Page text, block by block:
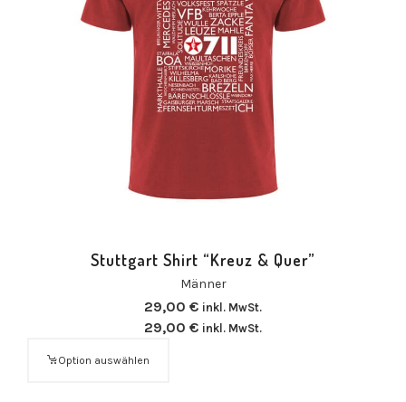
Stuttgart Shirt “Kreuz & Quer”
Männer
29,00 € inkl. MwSt.
29,00 € inkl. MwSt.
Option auswählen